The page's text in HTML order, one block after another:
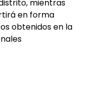
mientras
en forma
obtenidos en la